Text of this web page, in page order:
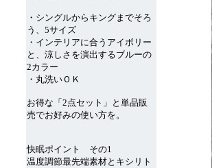
・シングルからキングまでそろ
う、5サイズ
・インテリアに合うアイボリー
と、涼しさを演出するブルーの
2カラー
・丸洗いＯＫ
お得な「2点セット」と単品販
売でお好みの使い方を。
快眠ポイント その1
温度調節最先端素材とキシリト